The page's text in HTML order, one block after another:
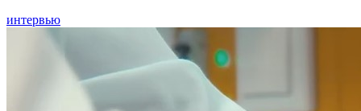
интервью